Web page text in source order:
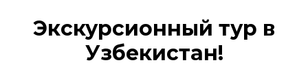
Экскурсионный тур в
Узбекистан!